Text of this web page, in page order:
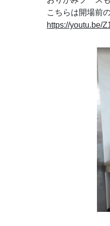
こちらは開場前
https://youtu.be/